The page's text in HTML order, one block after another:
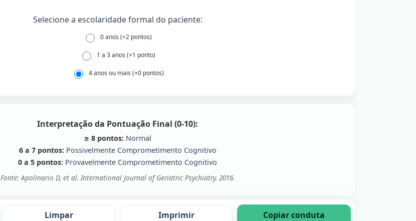
Selecione a escolaridade formal do paciente:
0 anos (+2 pontos)
1 a 3 anos (+1 ponto)
4 anos ou mais (+0 pontos)
Interpretação da Pontuação Final (0-10):
≥ 8 pontos:Normal
6 a 7 pontos:Possivelmente Comprometimento Cognitivo
0 a 5 pontos: Provavelmente Comprometimento Cognitivo
Fonte: Apolinario D, et al. International Journal of Geriatric Psychiatry. 2016.
Limpar Imprimir Copiar conduta